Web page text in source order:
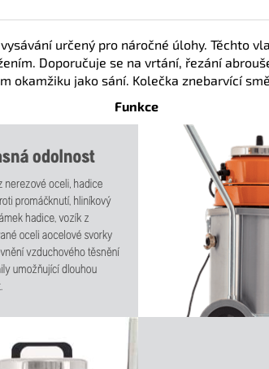
určený pro náročné úlohy. Těchto
Doporučuje se na vrtání, řezání
okamžiku jako sání. Kolečka znebarvící
Funkce